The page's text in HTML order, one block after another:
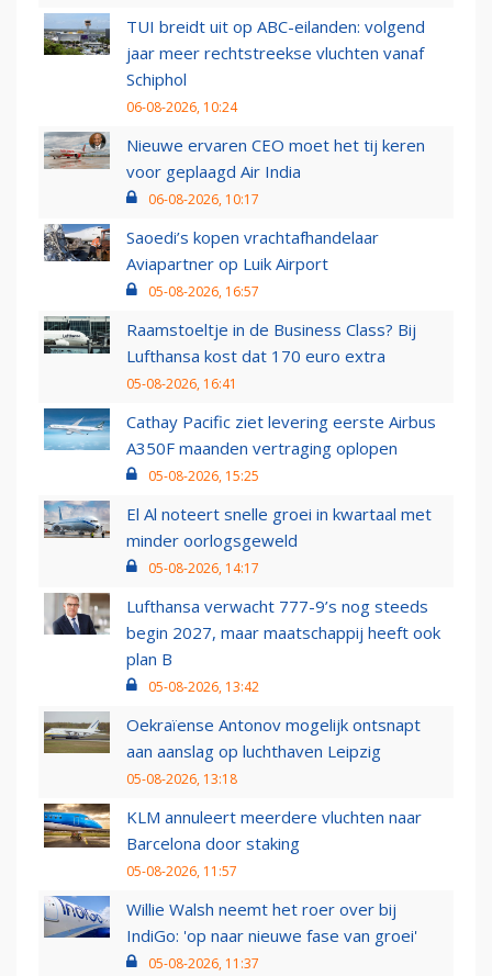
TUI breidt uit op ABC-eilanden: volgend
jaar meer rechtstreekse vluchten vanaf
Schiphol
06-08-2026, 10:24
Nieuwe ervaren CEO moet het tij keren
voor geplaagd Air India
06-08-2026, 10:17
Saoedi’s kopen vrachtafhandelaar
Aviapartner op Luik Airport
05-08-2026, 16:57
Raamstoeltje in de Business Class? Bij
Lufthansa kost dat 170 euro extra
05-08-2026, 16:41
Cathay Pacific ziet levering eerste Airbus
A350F maanden vertraging oplopen
05-08-2026, 15:25
El Al noteert snelle groei in kwartaal met
minder oorlogsgeweld
05-08-2026, 14:17
Lufthansa verwacht 777-9’s nog steeds
begin 2027, maar maatschappij heeft ook
plan B
05-08-2026, 13:42
Oekraïense Antonov mogelijk ontsnapt
aan aanslag op luchthaven Leipzig
05-08-2026, 13:18
KLM annuleert meerdere vluchten naar
Barcelona door staking
05-08-2026, 11:57
Willie Walsh neemt het roer over bij
IndiGo: 'op naar nieuwe fase van groei'
05-08-2026, 11:37